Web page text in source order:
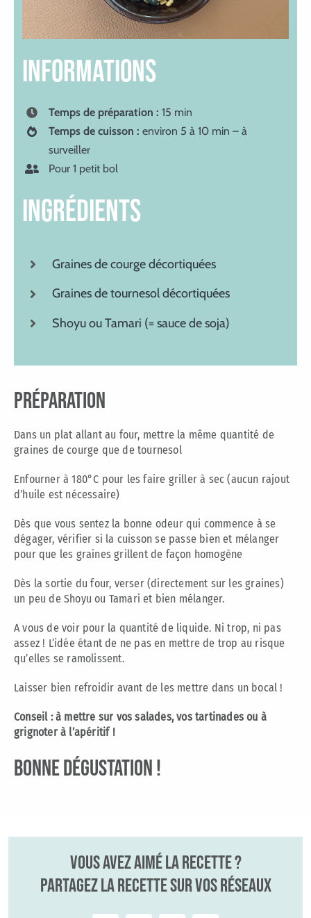
INFORMATIONS
Temps de préparation :15 min
Temps de cuisson :environ 5 à 10 min – à
surveiller
Pour 1 petit bol
ingrédients
Graines de courge décortiquées
Graines de tournesol décortiquées
Shoyu ou Tamari (= sauce de soja)
préparation
Dans un plat allant au four, mettre la même quantité de
graines de courge que de tournesol
Enfourner à 180°C pour les faire griller à sec (aucun rajout
d’huile est nécessaire)
Dès que vous sentez la bonne odeur qui commence à se
dégager, vérifier si la cuisson se passe bien et mélanger
pour que les graines grillent de façon homogène
Dès la sortie du four, verser (directement sur les graines)
un peu de Shoyu ou Tamari et bien mélanger.
A vous de voir pour la quantité de liquide. Ni trop, ni pas
assez ! L’idée étant de ne pas en mettre de trop au risque
qu’elles se ramolissent.
Laisser bien refroidir avant de les mettre dans un bocal !
Conseil : à mettre sur vos salades, vos tartinades ou à
grignoter à l’apéritif !
BONNE DÉGUSTATION !
Vous avez aimé la recette ?
Partagez la recette sur vos réseaux